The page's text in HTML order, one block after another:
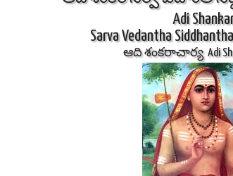
Adi
Sarva Vedantha
ఆది శంకరాచార్య Adi